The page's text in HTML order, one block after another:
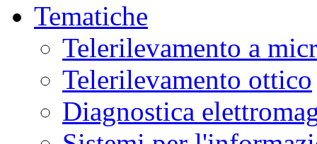
Tematiche
Telerilevamento a
Telerilevamento ottico
Diagnostica